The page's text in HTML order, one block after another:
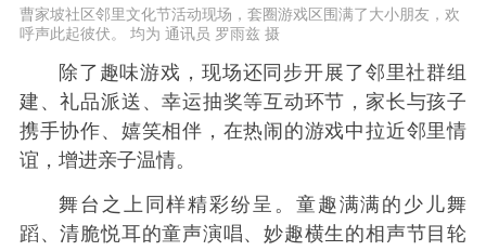
曹家坡社区邻里文化节活动现场，套圈游戏区围满了大小朋友，欢
呼声此起彼伏。 均为 通讯员 罗雨兹 摄
除了趣味游戏，现场还同步开展了邻里社群组
建、礼品派送、幸运抽奖等互动环节，家长与孩子
携手协作、嬉笑相伴，在热闹的游戏中拉近邻里情
谊，增进亲子温情。
舞台之上同样精彩纷呈。童趣满满的少儿舞
蹈、清脆悦耳的童声演唱、妙趣横生的相声节目轮